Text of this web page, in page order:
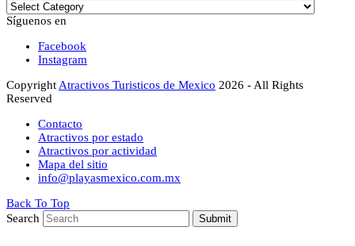
Síguenos en
Facebook
Instagram
CopyrightAtractivos Turisticos de Mexico 2026 - All Rights
Reserved
Contacto
Atractivos por estado
Atractivos por actividad
Mapa del sitio
info@playasmexico.com.mx
Back To Top
Search
Submit